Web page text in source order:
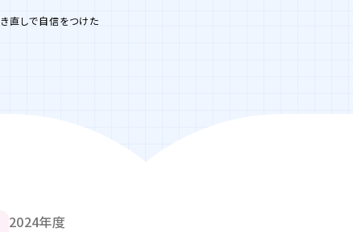
直しで自信をつけた
2024年度